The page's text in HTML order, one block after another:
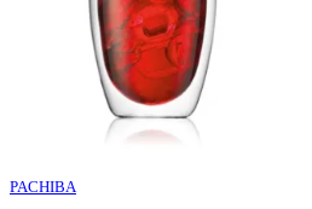
PACHIBA